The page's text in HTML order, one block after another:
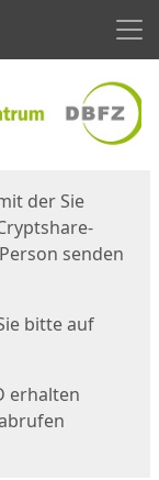
der Sie
senden
bitte auf
erhalten